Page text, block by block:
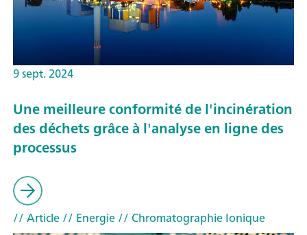
9 sept. 2024
Une meilleure conformité de l'incinération
des déchets grâce à l'analyse en ligne des
processus
// Article// Energie// Chromatographie Ionique